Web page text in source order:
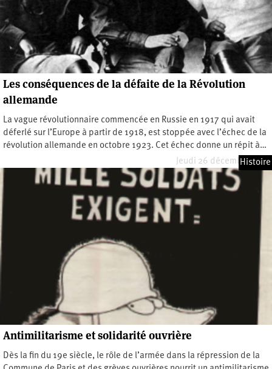
Les conséquences de la défaite de la Révolution
allemande
La vague révolutionnaire commencée en Russie en 1917 qui avait
déferlé sur l’Europe à partir de 1918, est stoppée avec l’échec de la
révolution allemande en octobre 1923. Cet échec donne un répit à…
Jeudi 26 décembre 2024
Histoire
Antimilitarisme et solidarité ouvrière
Dès la fin du 19e siècle, le rôle de l’armée dans la répression de la